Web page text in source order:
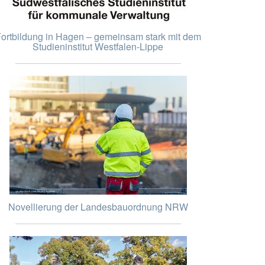
in Hagen – gemeinsam stark mit dem
Studieninstitut Westfalen-Lippe
Novellierung der Landesbauordnung NRW